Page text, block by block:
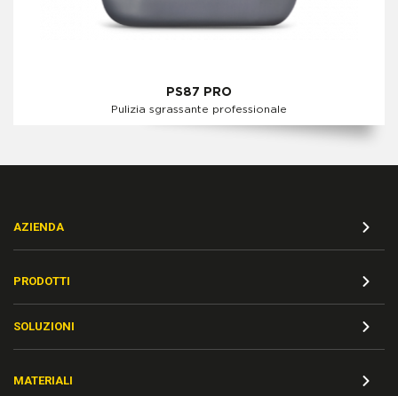
PS87 PRO
Pulizia sgrassante professionale
AZIENDA
PRODOTTI
SOLUZIONI
MATERIALI